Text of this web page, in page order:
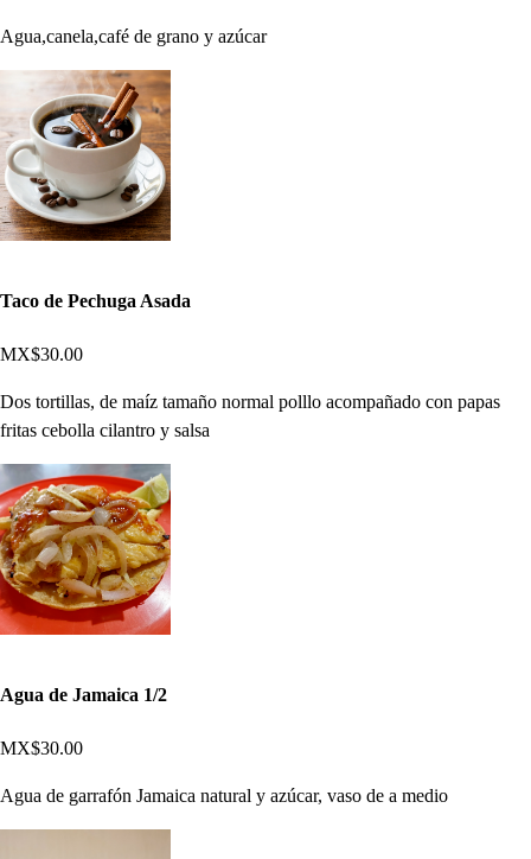
Agua,canela,café de grano y azúcar
Taco de Pechuga Asada
MX$30.00
Dos tortillas, de maíz tamaño normal polllo acompañado con papas
fritas cebolla cilantro y salsa
Agua de Jamaica 1/2
MX$30.00
Agua de garrafón Jamaica natural y azúcar, vaso de a medio